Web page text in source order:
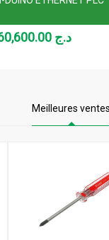
د.ج 60,600.00
Meilleures ventes